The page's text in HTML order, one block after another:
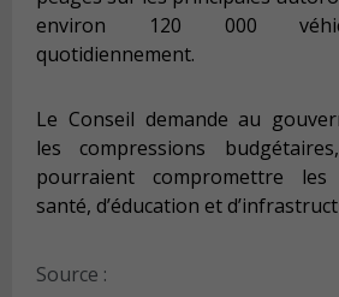
environ 120 000
quotidiennement.
Le Conseil demande au
les compressions
pourraient compromettre les
santé, d’éducation et
Source :